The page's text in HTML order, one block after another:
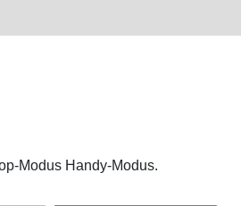
Modus Handy-Modus.